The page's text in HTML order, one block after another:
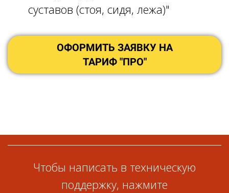
суставов (стоя, сидя, лежа)"
ОФОРМИТЬ ЗАЯВКУ НА
ТАРИФ "ПРО"
Чтобы написать в техническую
поддержку, нажмите